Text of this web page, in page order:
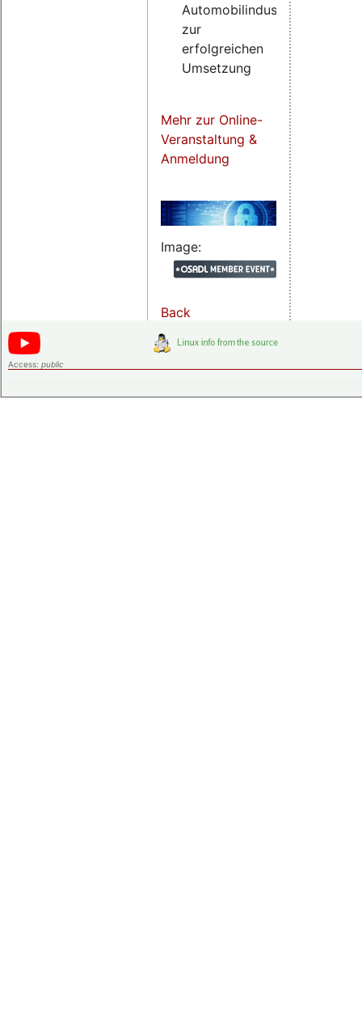
Automobilindustrie
zur
erfolgreichen
Umsetzung
Mehr zur Online-
Veranstaltung &
Anmeldung
Image:
Back
Access: public